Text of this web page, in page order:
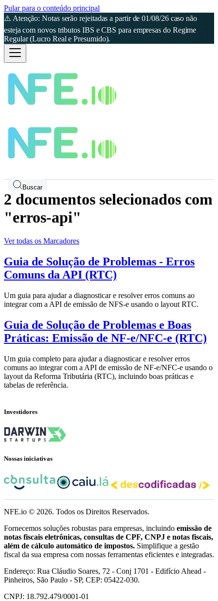
Pular para o conteúdo principal
⚠️ Atenção: Notas serão rejeitadas a partir de 01/08/26 caso não
esteja com novos tributos IBS e CBS para empresas do Regime
Regular (Lucro Real e Presumido).
Buscar
2 documentos selecionados com
"erros-api"
Ver todas os Marcadores
Guia de Solução de Problemas - Erros
Comuns da API (RTC)
Um guia para ajudar a diagnosticar e resolver erros comuns ao
integrar com a API de emissão de NFS-e usando o layout RTC.
Guia de Solução de Problemas e Boas
Práticas: Emissão de NF-e/NFC-e (RTC)
Um guia completo para ajudar a diagnosticar e resolver erros
comuns ao integrar com a API de emissão de NF-e/NFC-e usando o
layout da Reforma Tributária (RTC), incluindo boas práticas e
tabelas de referência.
Investidores
Nossas iniciativas
NFE.io © 2026. Todos os Direitos Reservados.
Fornecemos soluções robustas para empresas, incluindo emissão de
notas fiscais eletrônicas, consultas de CPF, CNPJ e notas fiscais,
além de cálculo automático de impostos. Simplifique a gestão
fiscal da sua empresa com nossas ferramentas eficientes e integradas.
Endereço: Rua Cláudio Soares, 72 - Conj 1701 - Edifício Ahead -
Pinheiros, São Paulo - SP, CEP: 05422-030.
CNPJ: 18.792.479/0001-01